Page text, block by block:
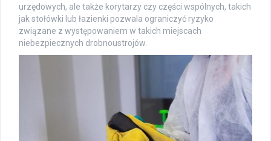
urzędowych, ale także korytarzy czy części wspólnych, takich
jak stołówki lub łazienki pozwala ograniczyć ryzyko
związane z występowaniem w takich miejscach
niebezpiecznych drobnoustrojów.